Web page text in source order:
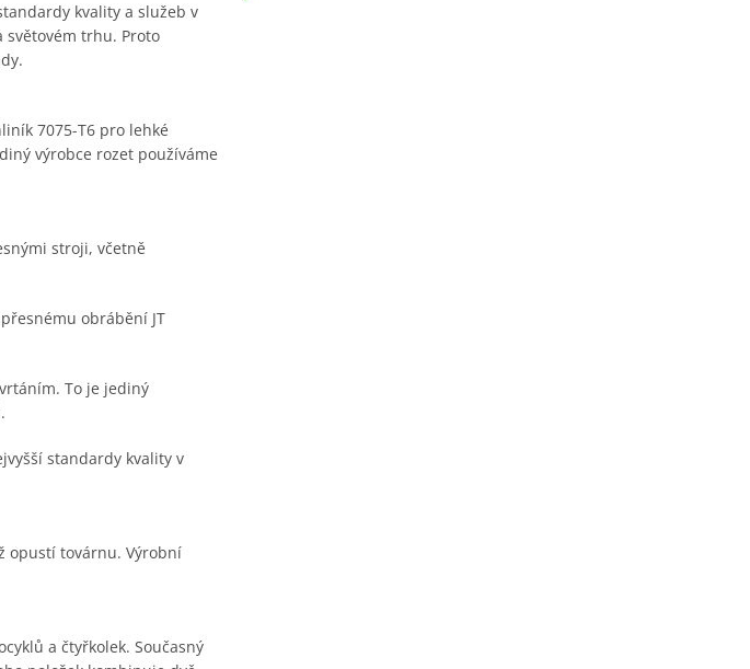
kvality a služeb v
trhu. Proto
7075-T6 pro lehké
výrobce rozet používáme
stroji, včetně
obrábění JT
To je jediný
standardy kvality v
opustí továrnu. Výrobní
a čtyřkolek. Současný